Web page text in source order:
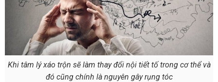
Khi tâm lý xáo trộn sẽ làm thay đổi nội tiết tố trong cơ thể và
đó cũng chính là nguyên gây rụng tóc